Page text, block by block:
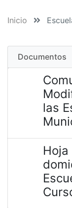
Inicio
Documentos
las